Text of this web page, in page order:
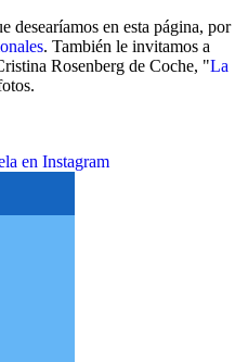
desearíamos en esta página, por
. También le invitamos a
Rosenberg de Coche, "La
en Instagram